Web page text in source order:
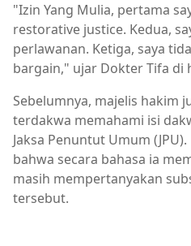
"Izin Yang Mulia, pertama
restorative justice. Kedua,
perlawanan. Ketiga, saya
bargain," ujar Dokter Tifa di
Sebelumnya, majelis hakim
terdakwa memahami isi
Jaksa Penuntut Umum
bahwa secara bahasa ia
masih mempertanyakan
tersebut.